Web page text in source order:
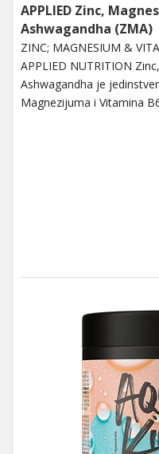
APPLIED Zinc,
Ashwagandha (ZMA)
ZINC; MAGNESIUM &
APPLIED NUTRITION
Ashwagandha je
Magnezijuma i Vitamina